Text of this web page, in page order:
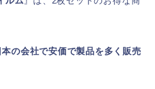
の会社で安価で製品を多く販売